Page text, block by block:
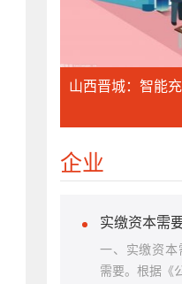
山西晋城：智能
企业
一、实缴资本
需要。根据《